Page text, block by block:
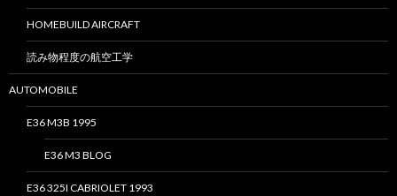
HOMEBUILD AIRCRAFT
読み物程度の航空工学
AUTOMOBILE
E36 M3B 1995
E36 M3 BLOG
E36 325I CABRIOLET 1993